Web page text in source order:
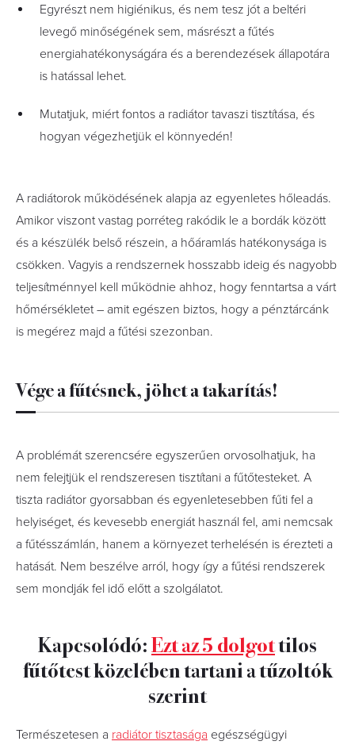
Egyrészt nem higiénikus, és nem tesz jót a beltéri
levegő minőségének sem, másrészt a fűtés
energiahatékonyságára és a berendezések állapotára
is hatással lehet.
Mutatjuk, miért fontos a radiátor tavaszi tisztítása, és
hogyan végezhetjük el könnyedén!
A radiátorok működésének alapja az egyenletes hőleadás.
Amikor viszont vastag porréteg rakódik le a bordák között
és a készülék belső részein, a hőáramlás hatékonysága is
csökken. Vagyis a rendszernek hosszabb ideig és nagyobb
teljesítménnyel kell működnie ahhoz, hogy fenntartsa a várt
hőmérsékletet – amit egészen biztos, hogy a pénztárcánk
is megérez majd a fűtési szezonban.
Vége a fűtésnek, jöhet a takarítás!
A problémát szerencsére egyszerűen orvosolhatjuk, ha
nem felejtjük el rendszeresen tisztítani a fűtőtesteket. A
tiszta radiátor gyorsabban és egyenletesebben fűti fel a
helyiséget, és kevesebb energiát használ fel, ami nemcsak
a fűtésszámlán, hanem a környezet terhelésén is érezteti a
hatását. Nem beszélve arról, hogy így a fűtési rendszerek
sem mondják fel idő előtt a szolgálatot.
Kapcsolódó:Ezt az 5 dolgottilos
fűtőtest közelében tartani a tűzoltók
szerint
Természetesen a radiátor tisztasága egészségügyi